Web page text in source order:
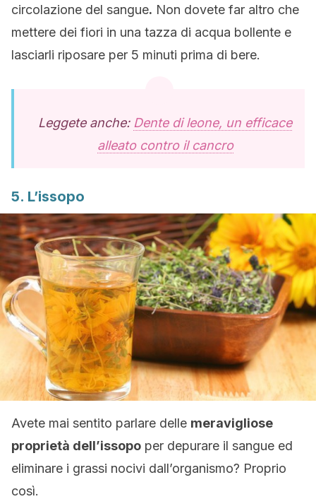
circolazione del sangue. Non dovete far altro che
mettere dei fiori in una tazza di acqua bollente e
lasciarli riposare per 5 minuti prima di bere.
Leggete anche: Dente di leone, un efficace
alleato contro il cancro
5. L’issopo
Avete mai sentito parlare delle meravigliose
proprietà dell’issopo per depurare il sangue ed
eliminare i grassi nocivi dall’organismo? Proprio
così.